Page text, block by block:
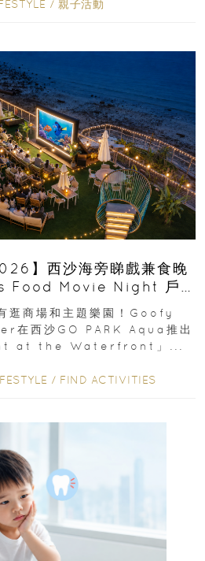
/ 親子活動
】西沙海旁睇戲兼食晚
Food Movie Night 戶
逛商場和主題樂園！Goofy
在西沙GO PARK Aqua推出
at the Waterfront」...
/ FIND ACTIVITIES